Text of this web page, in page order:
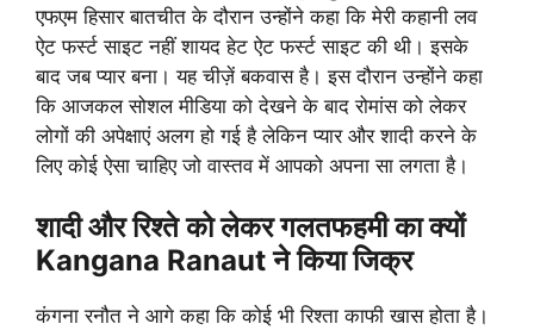
एफएम हिसार बातचीत के दौरान उन्होंने कहा कि मेरी कहानी लव
ऐट फर्स्ट साइट नहीं शायद हेट ऐट फर्स्ट साइट की थी। इसके
बाद जब प्यार बना। यह चीज़ें बकवास है। इस दौरान उन्होंने कहा
कि आजकल सोशल मीडिया को देखने के बाद रोमांस को लेकर
लोगों की अपेक्षाएं अलग हो गई है लेकिन प्यार और शादी करने के
लिए कोई ऐसा चाहिए जो वास्तव में आपको अपना सा लगता है।
शादी और रिश्ते को लेकर गलतफहमी का क्यों
Kangana Ranaut ने किया जिक्र
कंगना रनौत ने आगे कहा कि कोई भी रिश्ता काफी खास होता है।